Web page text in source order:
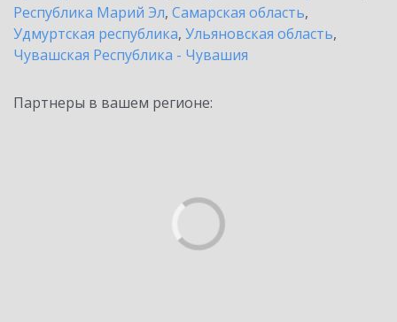
Республика Марий Эл, Самарская область,
Удмуртская республика, Ульяновская область,
Чувашская Республика - Чувашия
Партнеры в вашем регионе: